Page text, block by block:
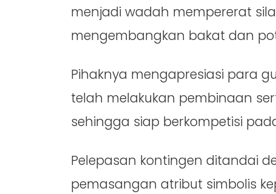
menjadi wadah mempererat
mengembangkan bakat dan
Pihaknya mengapresiasi para
telah melakukan pembinaan
sehingga siap berkompetisi
Pelepasan kontingen ditandai
pemasangan atribut simbolis